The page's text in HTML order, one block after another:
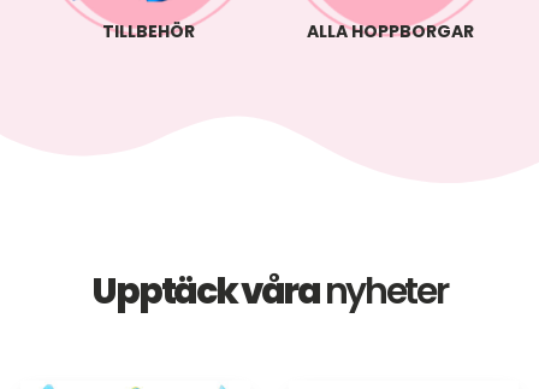
TILLBEHÖR ALLA HOPPBORGAR
Upptäck våranyheter